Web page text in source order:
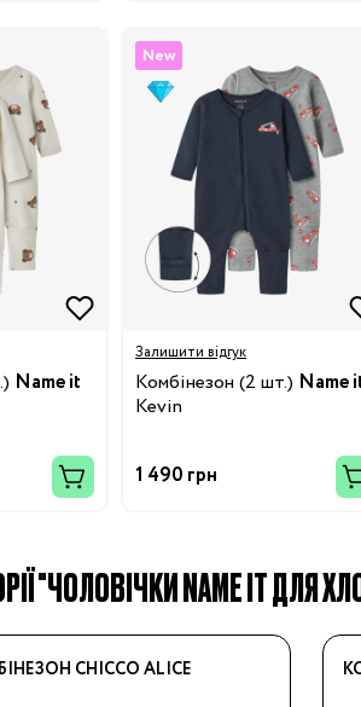
Name it
New
Залишити відгук
Комбінезон (2 шт.) Name
Kevin
1 490 грн
"ЧОЛОВІЧКИ NAME IT ДЛЯ
CHICCO ALICE